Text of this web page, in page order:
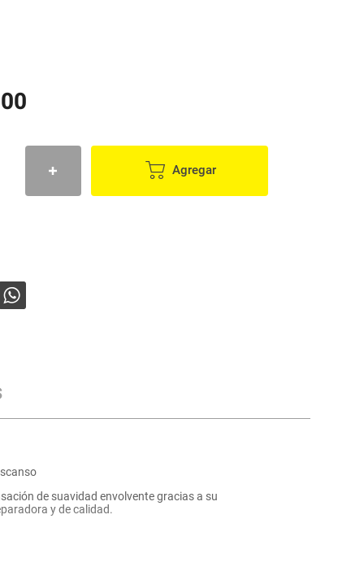
Agregar
de suavidad envolvente gracias a su
y de calidad.